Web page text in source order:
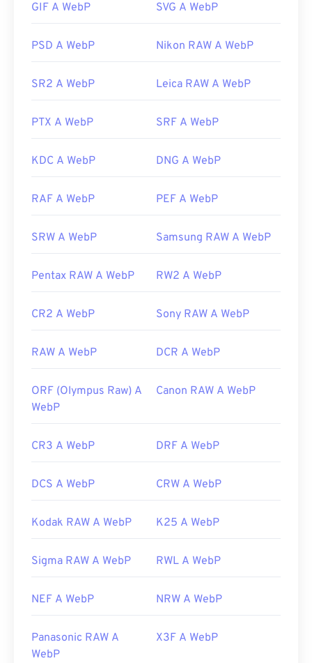
PaintShop Pro
. Prima di utilizzareIrfanView,
assicurati di installare i plugin per l'apertura di
Sviluppato da:
Articolo di Google Developer sulla compressione
Strumenti WebP correlati:
colori dalle immagini WebP
GIF A WebP SVG A WebP
PSD A WebP Nikon RAW A WebP
SR2 A WebP Leica RAW A WebP
PTX A WebP SRF A WebP
KDC A WebP DNG A WebP
RAF A WebP PEF A WebP
SRW A WebP Samsung RAW A WebP
Pentax RAW A WebP RW2 A WebP
CR2 A WebP Sony RAW A WebP
RAW A WebP DCR A WebP
ORF (Olympus Raw) A
WebP
Canon RAW A WebP
CR3 A WebP DRF A WebP
DCS A WebP CRW A WebP
Kodak RAW A WebP K25 A WebP
Sigma RAW A WebP RWL A WebP
NEF A WebP NRW A WebP
Panasonic RAW A
WebP
X3F A WebP